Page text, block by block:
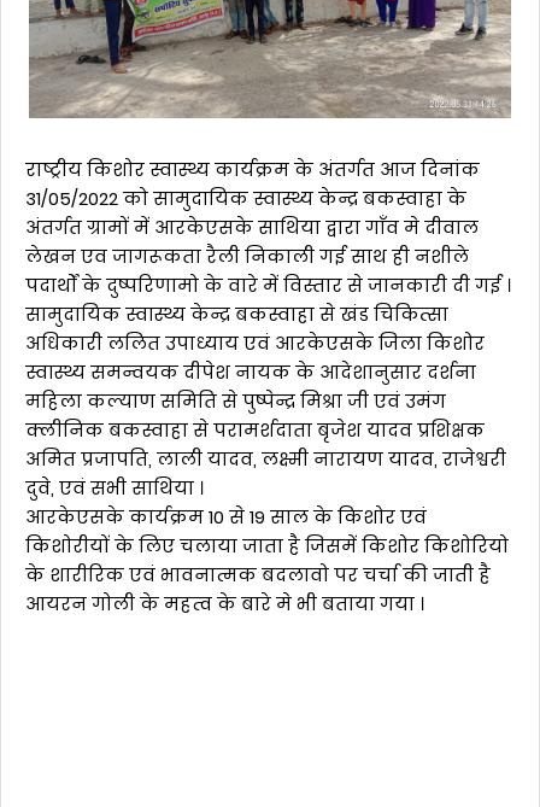
राष्ट्रीय किशोर स्वास्थ्य कार्यक्रम के अंतर्गत आज दिनांक
31/05/2022 को सामुदायिक स्वास्थ्य केन्द्र बकस्वाहा के
अंतर्गत ग्रामों में आरकेएसके साथिया द्वारा गाँव मे दीवाल
लेखन एव जागरूकता रैली निकाली गई साथ ही नशीले
पदार्थों के दुष्परिणामो के वारे में विस्तार से जानकारी दी गई ।
सामुदायिक स्वास्थ्य केन्द्र बकस्वाहा से खंड चिकित्सा
अधिकारी ललित उपाध्याय एवं आरकेएसके जिला किशोर
स्वास्थ्य समन्वयक दीपेश नायक के आदेशानुसार दर्शना
महिला कल्याण समिति से पुष्पेन्द्र मिश्रा जी एवं उमंग
क्लीनिक बकस्वाहा से परामर्शदाता बृजेश यादव प्रशिक्षक
अमित प्रजापति, लाली यादव, लक्ष्मी नारायण यादव, राजेश्वरी
दुवे, एवं सभी साथिया ।
आरकेएसके कार्यक्रम 10 से 19 साल के किशोर एवं
किशोरीयों के लिए चलाया जाता है जिसमें किशोर किशोरियो
के शारीरिक एवं भावनात्मक बदलावो पर चर्चा की जाती है
आयरन गोली के महत्व के बारे मे भी बताया गया ।